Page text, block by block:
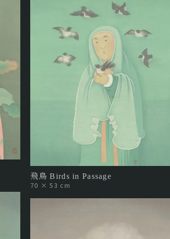
飛鳥 Birds in Passage
70 × 53 cm